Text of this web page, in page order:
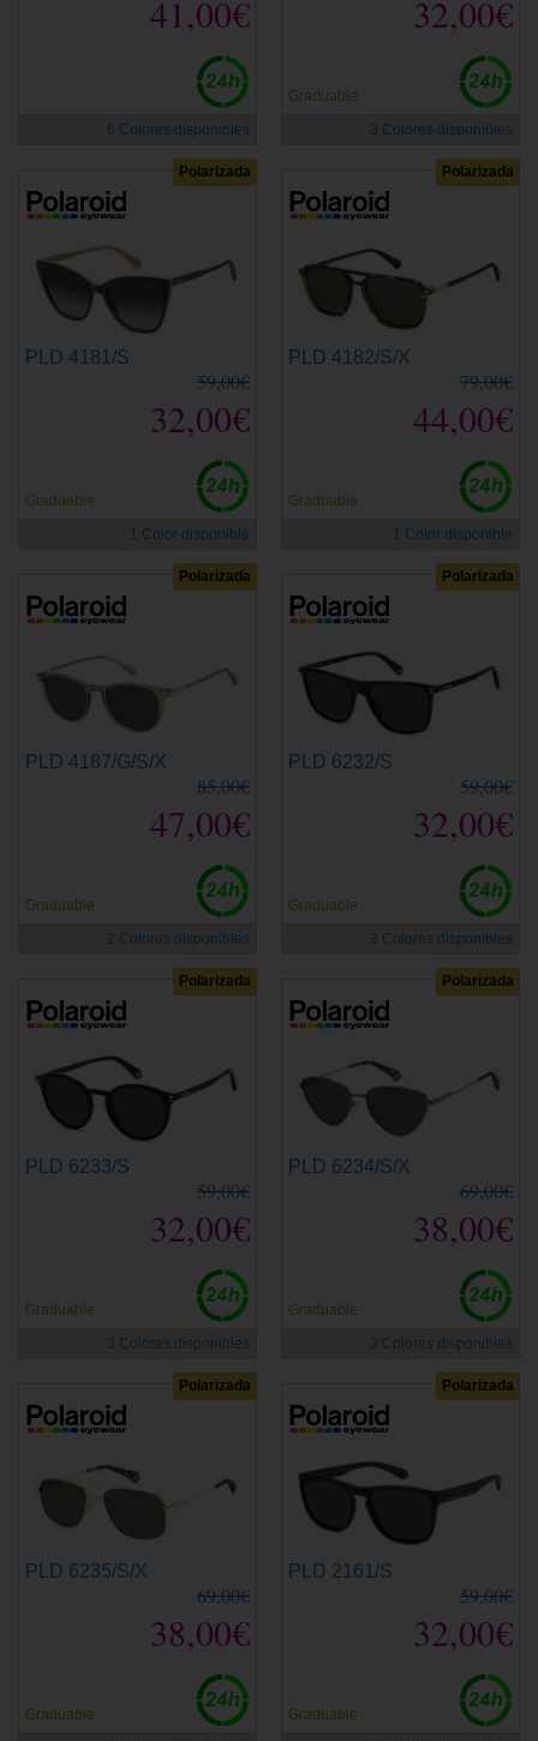
41,00€
6 Colores disponibles
32,00€
Graduable
3 Colores disponibles
Polarizada
PLD 4181/S
59,00€
32,00€
Graduable
1 Color disponible
Polarizada
PLD 4182/S/X
79,00€
44,00€
Graduable
1 Color disponible
Polarizada
PLD 4187/G/S/X
85,00€
47,00€
Graduable
2 Colores disponibles
Polarizada
PLD 6232/S
59,00€
32,00€
Graduable
3 Colores disponibles
Polarizada
PLD 6233/S
59,00€
32,00€
Graduable
3 Colores disponibles
Polarizada
PLD 6234/S/X
69,00€
38,00€
Graduable
3 Colores disponibles
Polarizada
PLD 6235/S/X
69,00€
38,00€
Graduable
Polarizada
PLD 2161/S
59,00€
32,00€
Graduable